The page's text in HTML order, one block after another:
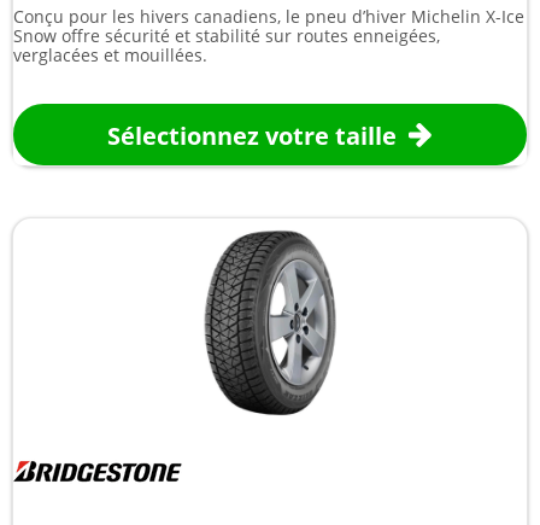
Conçu pour les hivers canadiens, le pneu d’hiver Michelin X-Ice
Snow offre sécurité et stabilité sur routes enneigées,
verglacées et mouillées.
Sélectionnez votre taille